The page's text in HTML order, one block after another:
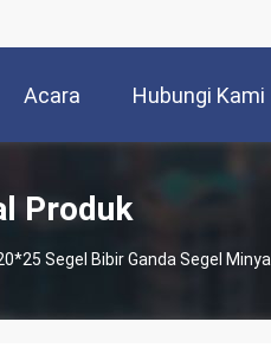
Acara Hubungi Kami
Produk
Segel Bibir Ganda Segel